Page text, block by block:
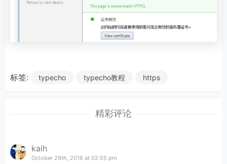
标签: typecho typecho教程 https
精彩评论
kaih
October 29th, 2016 at 02:55 pm